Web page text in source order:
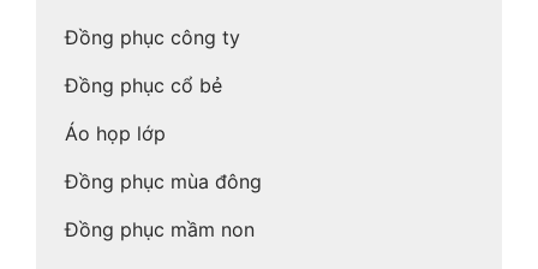
Đồng phục công ty
Đồng phục cổ bẻ
Áo họp lớp
Đồng phục mùa đông
Đồng phục mầm non